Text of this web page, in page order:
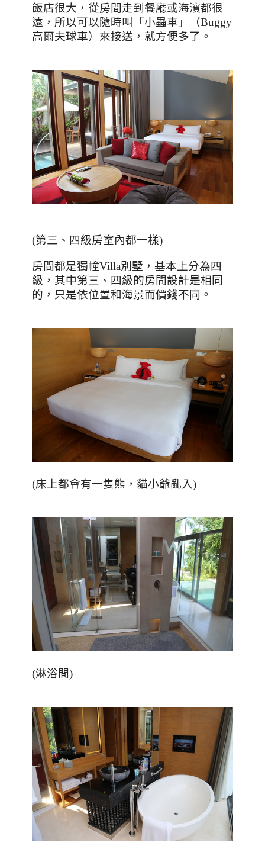
飯店很大，從房間走到餐廳或海濱都很
遠，所以可以隨時叫「小蟲車」（Buggy
高爾夫球車）來接送，就方便多了。
(第三、四級房室內都一樣)
房間都是獨幢Villa別墅，基本上分為四
級，其中第三、四級的房間設計是相同
的，只是依位置和海景而價錢不同。
(床上都會有一隻熊，貓小爺亂入)
(淋浴間)